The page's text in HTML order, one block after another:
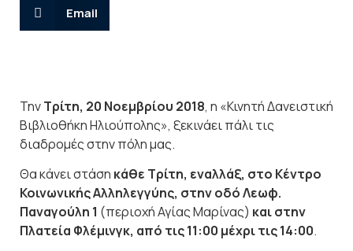
Email
ΤηνΤρίτη, 20 Νοεμβρίου 2018, η «Κινητή Δανειστική
Βιβλιοθήκη Ηλιούπολης», ξεκινάει πάλι τις
διαδρομές στην πόλη μας.
Θα κάνει στάση κάθε Τρίτη, εναλλάξ, στο Κέντρο
Κοινωνικής Αλληλεγγύης, στην οδό Λεωφ.
Παναγούλη 1 (περιοχή Αγίας Μαρίνας) και στην
Πλατεία Φλέμινγκ, από τις 11:00 μέχρι τις 14:00.